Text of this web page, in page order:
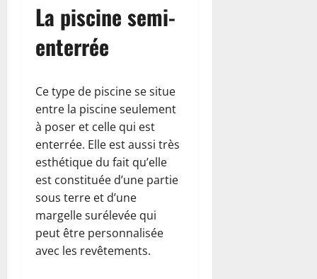
La piscine semi-
enterrée
Ce type de piscine se situe
entre la piscine seulement
à poser et celle qui est
enterrée. Elle est aussi très
esthétique du fait qu’elle
est constituée d’une partie
sous terre et d’une
margelle surélevée qui
peut être personnalisée
avec les revêtements.